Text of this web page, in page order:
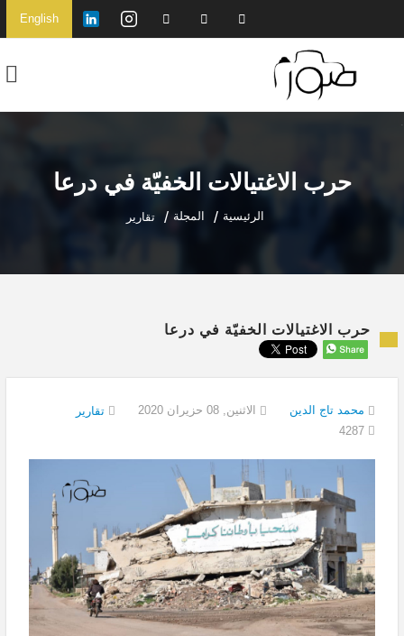
English
حرب الاغتيالات الخفيّة في درعا
الرئيسية المجلة تقارير
حرب الاغتيالات الخفيّة في درعا
محمد تاج الدين الاثنين, 08 حزيران 2020
تقارير